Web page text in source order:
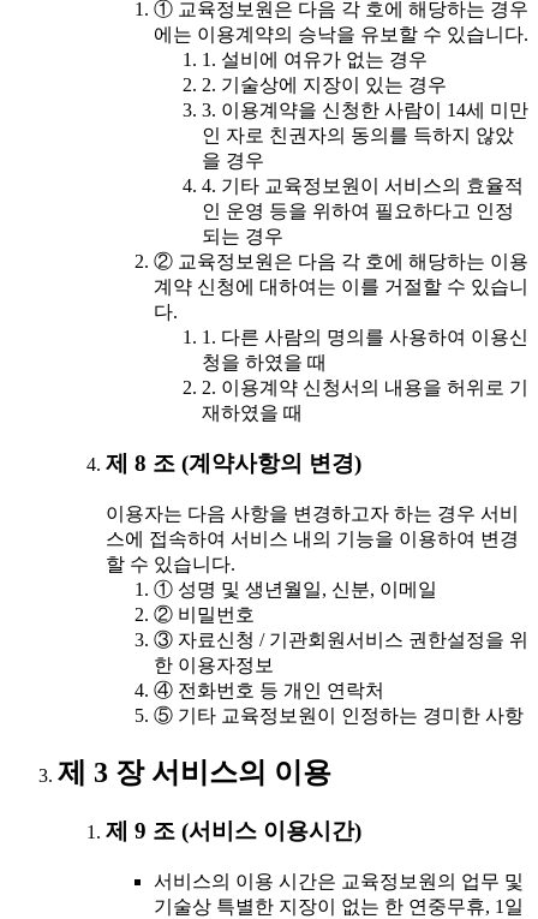
① 교육정보원은 다음 각 호에 해당하는 경우
에는 이용계약의 승낙을 유보할 수 있습니다.
1. 설비에 여유가 없는 경우
2. 기술상에 지장이 있는 경우
3. 이용계약을 신청한 사람이 14세 미만
인 자로 친권자의 동의를 득하지 않았
을 경우
4. 기타 교육정보원이 서비스의 효율적
인 운영 등을 위하여 필요하다고 인정
되는 경우
② 교육정보원은 다음 각 호에 해당하는 이용
계약 신청에 대하여는 이를 거절할 수 있습니
다.
1. 다른 사람의 명의를 사용하여 이용신
청을 하였을 때
2. 이용계약 신청서의 내용을 허위로 기
재하였을 때
제 8 조 (계약사항의 변경)
이용자는 다음 사항을 변경하고자 하는 경우 서비
스에 접속하여 서비스 내의 기능을 이용하여 변경
할 수 있습니다.
① 성명 및 생년월일, 신분, 이메일
② 비밀번호
③ 자료신청 / 기관회원서비스 권한설정을 위
한 이용자정보
④ 전화번호 등 개인 연락처
⑤ 기타 교육정보원이 인정하는 경미한 사항
제 3 장 서비스의 이용
제 9 조 (서비스 이용시간)
서비스의 이용 시간은 교육정보원의 업무 및
기술상 특별한 지장이 없는 한 연중무휴, 1일